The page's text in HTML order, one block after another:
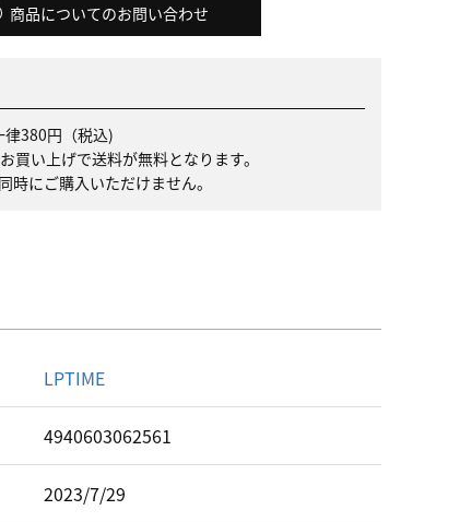
商品についてのお問い合わせ
律380円（税込)
買い上げで送料が無料となります。
にご購入いただけません。
LPTIME
4940603062561
2023/7/29